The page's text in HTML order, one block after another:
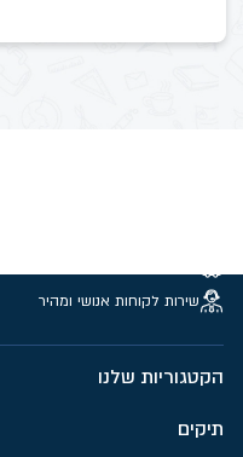
שירות לקוחות אנושי ומהיר
הקטגוריות שלנו
תיקים